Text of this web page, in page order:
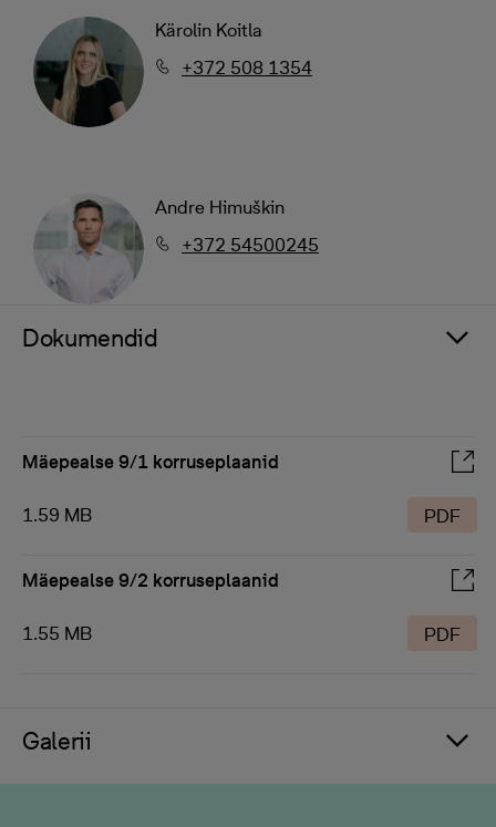
Kärolin Koitla
+372 508 1354
Andre Himuškin
+372 54500245
Dokumendid
Mäepealse 9/1 korruseplaanid
1.59 MB PDF
Mäepealse 9/2 korruseplaanid
1.55 MB PDF
Galerii